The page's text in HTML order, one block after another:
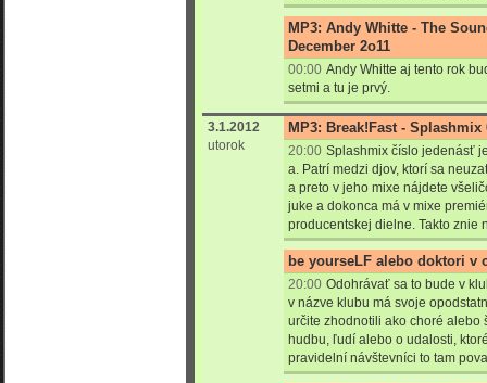
MP3: Andy Whitte - The
December 2o11
00:00 Andy Whitte aj tento rok
setmi a tu je prvý.
3.1.2012
utorok
MP3: Break!Fast - Splashmix
20:00 Splashmix číslo jedenásť
a. Patrí medzi djov, ktorí sa
a preto v jeho mixe nájdete
juke a dokonca má v mixe
producentskej dielne. Takto znie
be yourseLF alebo doktori v
20:00 Odohrávať sa to bude v
v názve klubu má svoje
určite zhodnotili ako choré alebo
hudbu, ľudí alebo o udalosti,
pravidelní návštevníci to tam